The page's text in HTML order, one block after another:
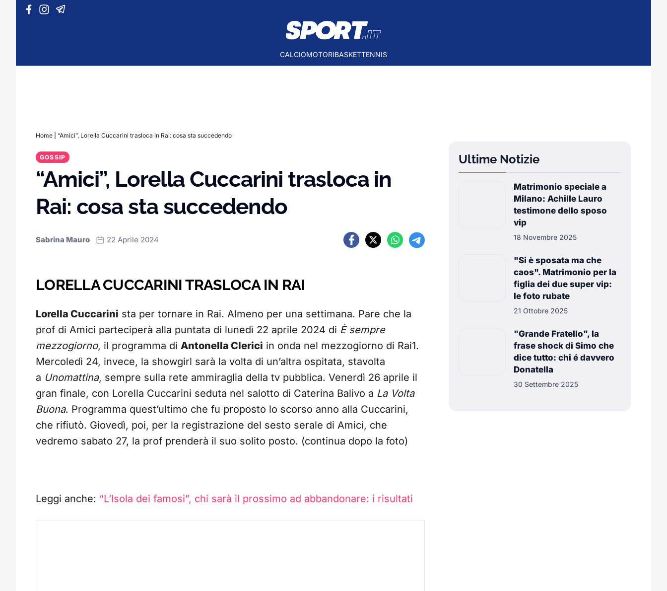
Vai al contenuto
CALCIOMOTORIBASKETTENNIS
Home “Amici”, Lorella Cuccarini trasloca in Rai: cosa sta succedendo
GOSSIP
“Amici”, Lorella Cuccarini trasloca in
Rai: cosa sta succedendo
Sabrina Mauro 22 Aprile 2024
LORELLA CUCCARINI TRASLOCA IN RAI
Lorella Cuccarini sta per tornare in Rai. Almeno per una settimana. Pare che la
prof di Amici parteciperà alla puntata di lunedì 22 aprile 2024 di È sempre
mezzogiorno, il programma di Antonella Clerici in onda nel mezzogiorno di Rai1.
Mercoledì 24, invece, la showgirl sarà la volta di un’altra ospitata, stavolta
a Unomattina, sempre sulla rete ammiraglia della tv pubblica. Venerdì 26 aprile il
gran finale, con Lorella Cuccarini seduta nel salotto di Caterina Balivo a La Volta
Buona. Programma quest’ultimo che fu proposto lo scorso anno alla Cuccarini,
che rifiutò. Giovedì, poi, per la registrazione del sesto serale di Amici, che
vedremo sabato 27, la prof prenderà il suo solito posto. (continua dopo la foto)
Leggi anche: “L’Isola dei famosi”, chi sarà il prossimo ad abbandonare: i risultati
Ultime Notizie
Matrimonio speciale a
Milano: Achille Lauro
testimone dello sposo
vip
18 Novembre 2025
"Si è sposata ma che
caos". Matrimonio per la
figlia dei due super vip:
le foto rubate
21 Ottobre 2025
"Grande Fratello", la
frase shock di Simo che
dice tutto: chi é davvero
Donatella
30 Settembre 2025